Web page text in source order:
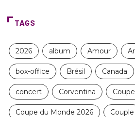
TAGS
2026 album Amour
box-office Brésil Canada
concert Corventina
Coupe du Monde 2026 Couple